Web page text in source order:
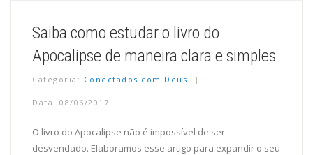
Saiba como estudar o livro do
Apocalipse de maneira clara e simples
Categoria: Conectados com Deus
Data: 08/06/2017
O livro do Apocalipse não é impossível de ser
desvendado. Elaboramos esse artigo para expandir o seu